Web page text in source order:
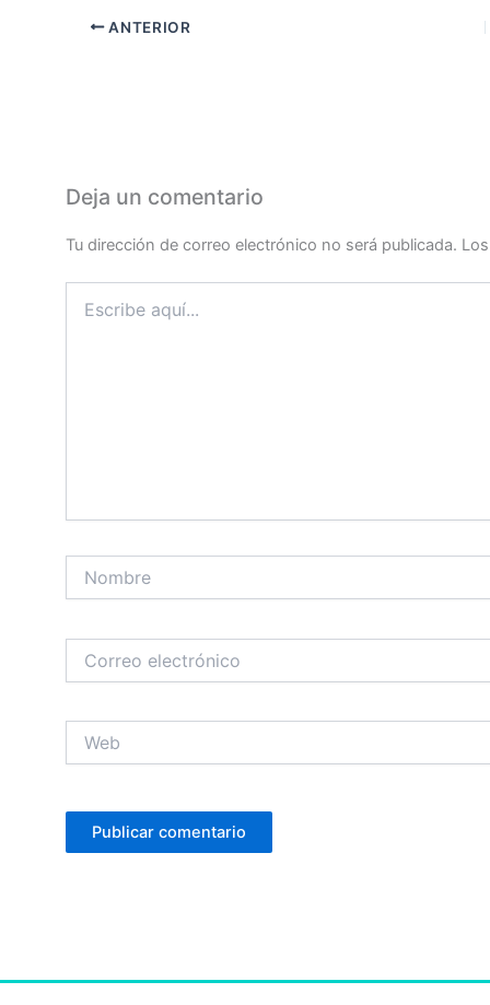
ANTERIOR
Deja un comentario
Tu dirección de correo electrónico no será publicada.
aquí...
electrónico